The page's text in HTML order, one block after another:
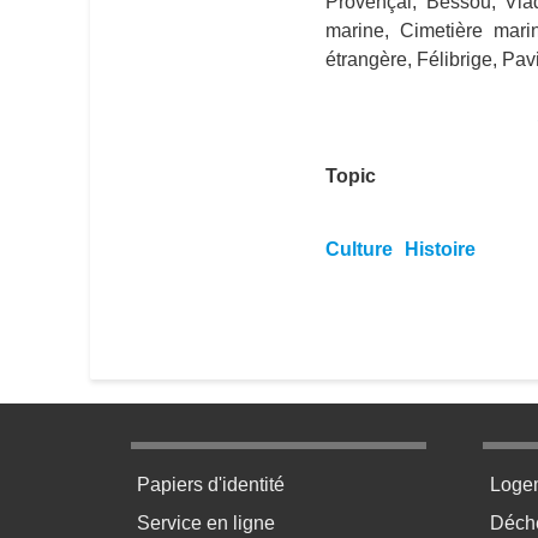
marine, Cimetière
étrangère, Félibrige,
Topic
Culture Histoire
Menu pratique bas de page 1
Papiers d'identité
Service en ligne